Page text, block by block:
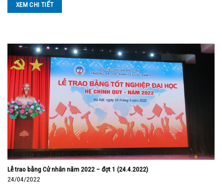
XEM CHI TIẾT
Lễ trao bằng Cử nhân năm 2022 – đợt 1 (24.4.2022)
24/04/2022